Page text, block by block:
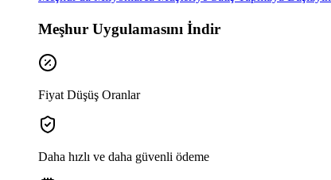
Meşhur Uygulamasını İndir
Fiyat Düşüş Oranlar
Daha hızlı ve daha güvenli ödeme